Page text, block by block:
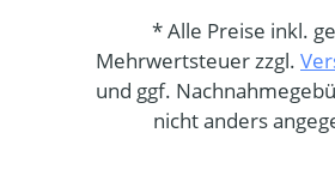
* Alle Preise inkl.
Mehrwertsteuer zzgl.
und ggf.
nicht anders